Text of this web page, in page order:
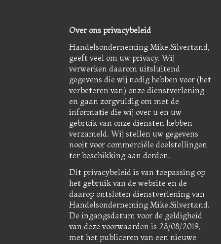
Over ons privacybeleid
Handelsonderneming Mike.Silvertand,
geeft veel om uw privacy. Wij
verwerken daarom uitsluitend
gegevens die wij nodig hebben voor (het
verbeteren van) onze dienstverlening
en gaan zorgvuldig om met de
informatie die wij over u en uw
gebruik van onze diensten hebben
verzameld. Wij stellen uw gegevens
nooit voor commerciële doelstellingen
ter beschikking aan derden.
Dit privacybeleid is van toepassing op
het gebruik van de website en de
daarop ontsloten dienstverlening van
Handelsonderneming Mike.Silvertand.
De ingangsdatum voor de geldigheid
van deze voorwaarden is 28/08/2019,
met het publiceren van een nieuwe